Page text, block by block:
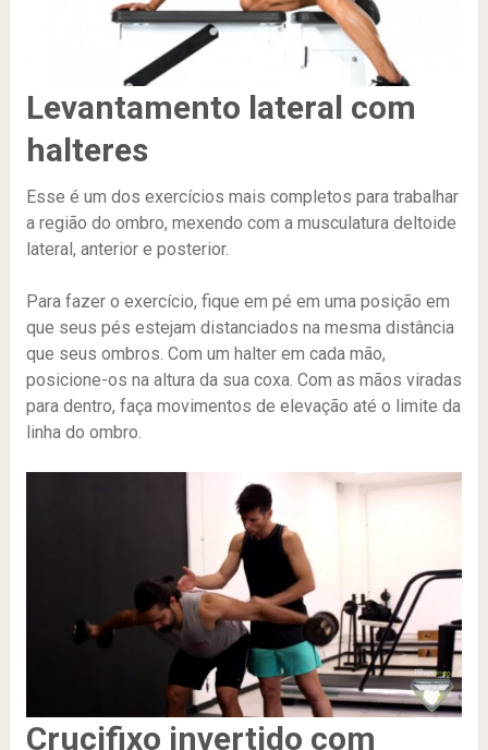
Levantamento lateral com
halteres
Esse é um dos exercícios mais completos para trabalhar
a região do ombro, mexendo com a musculatura deltoide
lateral, anterior e posterior.
Para fazer o exercício, fique em pé em uma posição em
que seus pés estejam distanciados na mesma distância
que seus ombros. Com um halter em cada mão,
posicione-os na altura da sua coxa. Com as mãos viradas
para dentro, faça movimentos de elevação até o limite da
linha do ombro.
Crucifixo invertido com